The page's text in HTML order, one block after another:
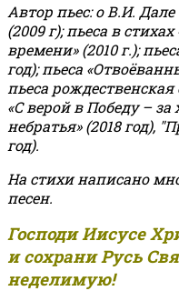
Автор пьес: о В.И.
(2009 г); пьеса в
времени» (2010 г.);
год); пьеса
пьеса рождественская
«С верой в Победу – за
небратья» (2018 год),
год).
На стихи написано
песен.
Господи Иисусе
и сохрани Русь
неделимую!